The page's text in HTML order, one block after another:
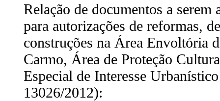
Relação de documentos a serem
para autorizações de reformas,
construções na Área Envoltória
Carmo, Área de Proteção
Especial de Interesse
13026/2012):